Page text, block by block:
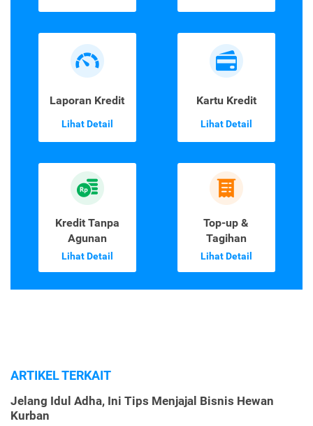
Laporan Kredit
Lihat Detail
Kartu Kredit
Lihat Detail
Kredit Tanpa
Agunan
Lihat Detail
Top-up &
Tagihan
Lihat Detail
ARTIKEL TERKAIT
Jelang Idul Adha, Ini Tips Menjajal Bisnis Hewan
Kurban